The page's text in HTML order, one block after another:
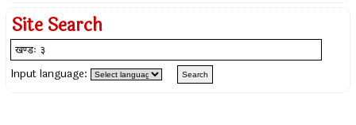
Site Search
Input language: